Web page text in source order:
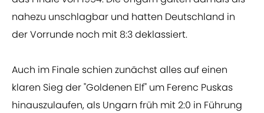
nahezu unschlagbar und hatten Deutschland in
der Vorrunde noch mit 8:3 deklassiert.
Auch im Finale schien zunächst alles auf einen
klaren Sieg der "Goldenen Elf" um Ferenc Puskas
hinauszulaufen, als Ungarn früh mit 2:0 in Führung